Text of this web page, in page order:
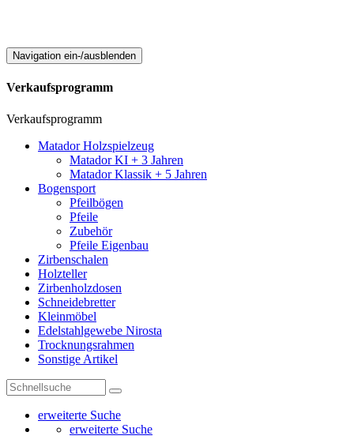
Navigation ein-/ausblenden
Verkaufsprogramm
Verkaufsprogramm
Matador Holzspielzeug
Matador KI + 3 Jahren
Matador Klassik + 5 Jahren
Bogensport
Pfeilbögen
Pfeile
Zubehör
Pfeile Eigenbau
Zirbenschalen
Holzteller
Zirbenholzdosen
Schneidebretter
Kleinmöbel
Edelstahlgewebe Nirosta
Trocknungsrahmen
Sonstige Artikel
erweiterte Suche
erweiterte Suche